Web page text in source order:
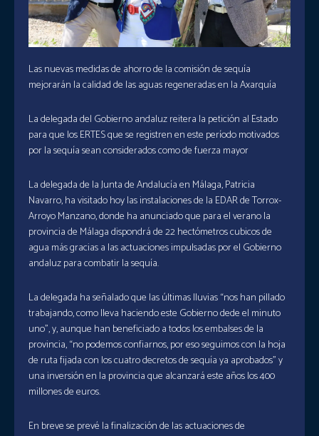
Las nuevas medidas de ahorro de la comisión de sequía
mejorarán la calidad de las aguas regeneradas en la Axarquía
La delegada del Gobierno andaluz reitera la petición al Estado
para que los ERTES que se registren en este período motivados
por la sequía sean considerados como de fuerza mayor
La delegada de la Junta de Andalucía en Málaga, Patricia
Navarro, ha visitado hoy las instalaciones de la EDAR de Torrox-
Arroyo Manzano, donde ha anunciado que para el verano la
provincia de Málaga dispondrá de 22 hectómetros cubicos de
agua más gracias a las actuaciones impulsadas por el Gobierno
andaluz para combatir la sequía.
La delegada ha señalado que las últimas lluvias “nos han pillado
trabajando, como lleva haciendo este Gobierno dede el minuto
uno”, y, aunque han beneficiado a todos los embalses de la
provincia, “no podemos confiarnos, por eso seguimos con la hoja
de ruta fijada con los cuatro decretos de sequía ya aprobados” y
una inversión en la provincia que alcanzará este años los 400
millones de euros.
En breve se prevé la finalización de las actuaciones de